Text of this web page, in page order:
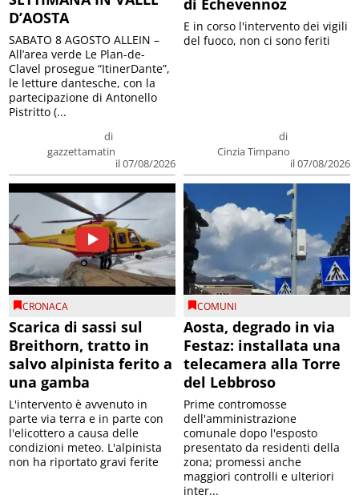
D’AOSTA
di
gazzettamatin
il 07/08/2026
SABATO 8 AGOSTO ALLEIN –
All’area verde Le Plan-de-
Clavel prosegue “ItinerDante”,
le letture dantesche, con la
partecipazione di Antonello
Pistritto (...
di Echevennoz
di
Cinzia Timpano
il 07/08/2026
E in corso l'intervento dei vigili
del fuoco, non ci sono feriti
CRONACA
Scarica di sassi sul
Breithorn, tratto in
salvo alpinista ferito a
una gamba
L'intervento è avvenuto in
parte via terra e in parte con
l'elicottero a causa delle
condizioni meteo. L'alpinista
non ha riportato gravi ferite
COMUNI
Aosta, degrado in via
Festaz: installata una
telecamera alla Torre
del Lebbroso
Prime contromosse
dell'amministrazione
comunale dopo l'esposto
presentato da residenti della
zona; promessi anche
maggiori controlli e ulteriori
inter...